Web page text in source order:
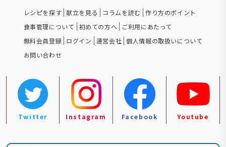
レシピを探す 献立を見る コラムを読む
作り方のポイント
食事管理について
初めての方へ
ご利用にあたって
無料会員登録 ログイン 運営会社 個人情報の取扱いについて
お問い合わせ
Twitter Instagram Facebook Youtube